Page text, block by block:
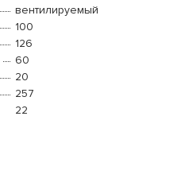
вентилируемый
100
126
60
20
257
22